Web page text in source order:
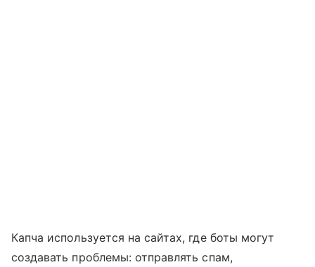
Капча используется на сайтах, где боты могут
создавать проблемы: отправлять спам,